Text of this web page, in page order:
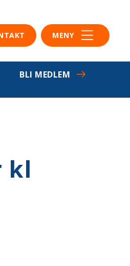
MENY
BLI MEDLEM
kl